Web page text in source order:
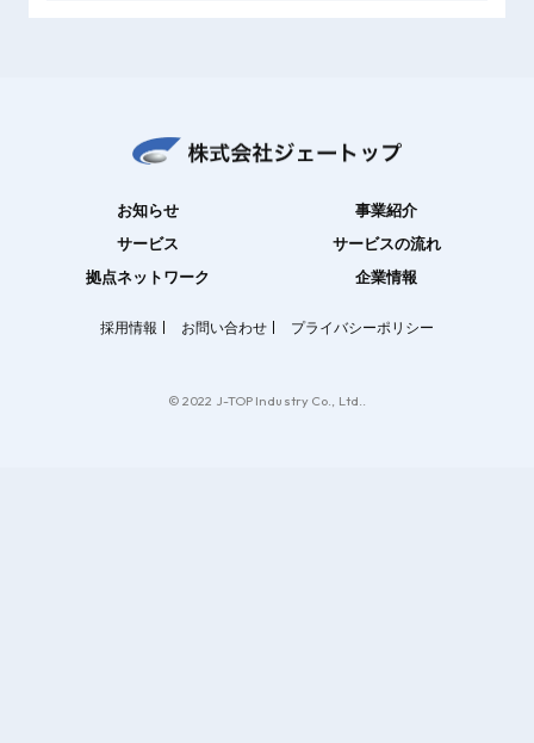
お知らせ
事業紹介
サービス
サービスの流れ
拠点ネットワーク
企業情報
採用情報 お問い合わせ プライバシーポリシー
© 2022 J-TOP Industry Co., Ltd..